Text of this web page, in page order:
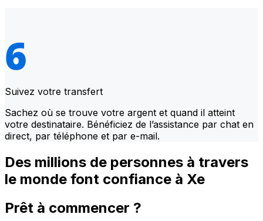
Suivez votre transfert
Sachez où se trouve votre argent et quand il atteint
votre destinataire. Bénéficiez de l’assistance par chat en
direct, par téléphone et par e-mail.
Des millions de personnes à travers
le monde font confiance à Xe
Prêt à commencer ?